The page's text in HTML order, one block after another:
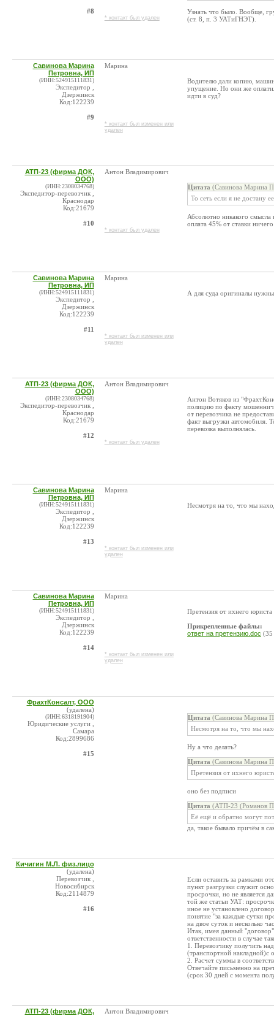
#8
* контакт был удален
Узнать что было. Вообще,
(ст. 8, п. 3 УАТиГНЭТ).
Савинова Марина
Петровна, ИП
(ИНН:524915111831)
Экспедитор ,
Дзержинск
Код:122239
#9
Марина
* контакт был изменен или
удален
Водителю дали копию,
упущение. Но они же
идти в суд?
АТП-23 (фирма ДОК,
ООО)
(ИНН:2308034768)
Экспедитор-перевозчик ,
Краснодар
Код:21679
#10
Антон Владимирович
* контакт был удален
Цитата (Савинова Марина
То сеть если я не достану
Абсолютно никакого смысла
оплата 45% от ставки
Савинова Марина
Петровна, ИП
(ИНН:524915111831)
Экспедитор ,
Дзержинск
Код:122239
#11
Марина
* контакт был изменен или
удален
А для суда оригиналы
АТП-23 (фирма ДОК,
ООО)
(ИНН:2308034768)
Экспедитор-перевозчик ,
Краснодар
Код:21679
#12
Антон Владимирович
* контакт был удален
Антон Вотяков из
полицию по факту
от перевозчика не
факт выгрузки автомобиля.
перевозка выполнялась.
Савинова Марина
Петровна, ИП
(ИНН:524915111831)
Экспедитор ,
Дзержинск
Код:122239
#13
Марина
* контакт был изменен или
удален
Несмотря на то, что мы
Савинова Марина
Петровна, ИП
(ИНН:524915111831)
Экспедитор ,
Дзержинск
Код:122239
#14
Марина
* контакт был изменен или
удален
Претензия от ихнего юриста
Прикрепленные файлы:
ответ на претензию.doc
ФрахтКонсалт, ООО
(удалена)
(ИНН:6318191904)
Юридические услуги ,
Самара
Код:2899686
#15
Цитата (Савинова Марина
Несмотря на то, что мы
Ну а что делать?
Цитата (Савинова Марина
Претензия от ихнего
оно без подписи
Цитата (АТП-23 (Романов
Её ещё и обратно могут
да, такое бывало причём в
Кичигин М.Л. физ.лицо
(удалена)
Перевозчик ,
Новосибирск
Код:2114879
#16
Если оставить за рамками
пункт разгрузки служит
просрочки, но не является
той же статьи УАТ:
иное не установлено
понятие "за каждые сутки
на двое суток и несколько
Итак, имея данный
ответственности в случае
1. Перевозчику получить
(транспортной накладной)с
2. Расчет суммы в
Отвечайте письменно на
(срок 30 дней с момента
АТП-23 (фирма ДОК,
Антон Владимирович